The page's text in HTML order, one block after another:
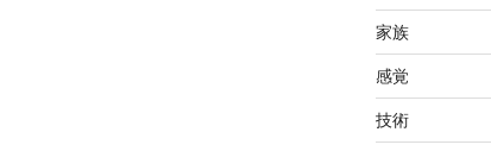
家族
感覚
技術